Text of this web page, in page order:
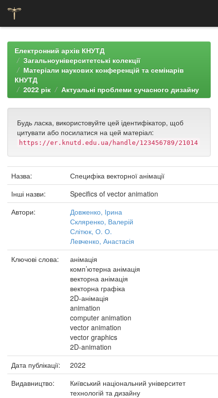
navigationЕлектронний архів КНУТД
Загальноуніверситетські колекції
Матеріали наукових конференцій та семінарів
КНУТД
2022 рік
Актуальні проблеми сучасного дизайну
Будь ласка, використовуйте цей ідентифікатор, щоб
цитувати або посилатися на цей матеріал:
https://er.knutd.edu.ua/handle/123456789/21014
Назва:
Специфіка векторної анімації
Інші назви:
Specifics of vector animation
Автори:
Довженко, Ірина
Скляренко, Валерій
Слітюк, О. О.
Левченко, Анастасія
Ключові слова:
анімація
комп’ютерна анімація
векторна анімація
векторна графіка
2D-анімація
animation
computer animation
vector animation
vector graphics
2D-animation
Дата публікації:
2022
Видавництво:
Київський національний університет
технологій та дизайну